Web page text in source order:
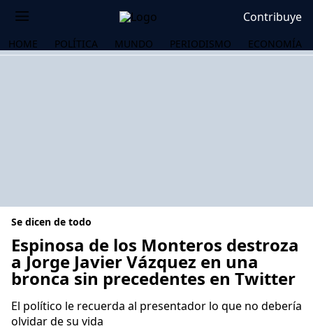
Contribuye
HOME POLÍTICA MUNDO PERIODISMO ECONOMÍA
Se dicen de todo
Espinosa de los Monteros destroza
a Jorge Javier Vázquez en una
bronca sin precedentes en Twitter
El político le recuerda al presentador lo que no debería
olvidar de su vida